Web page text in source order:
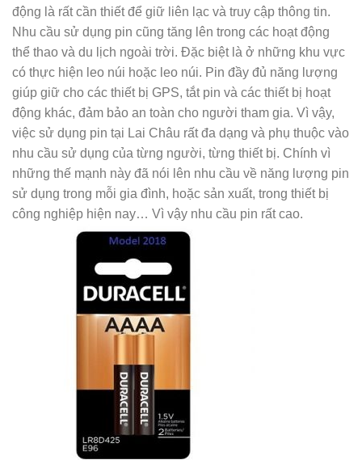
động là rất cần thiết để giữ liên lạc và truy cập thông tin.
Nhu cầu sử dụng pin cũng tăng lên trong các hoạt động
thể thao và du lịch ngoài trời. Đặc biệt là ở những khu vực
có thực hiện leo núi hoặc leo núi. Pin đầy đủ năng lượng
giúp giữ cho các thiết bị GPS, tắt pin và các thiết bị hoạt
động khác, đảm bảo an toàn cho người tham gia. Vì vậy,
việc sử dụng pin tại Lai Châu rất đa dạng và phụ thuộc vào
nhu cầu sử dụng của từng người, từng thiết bị. Chính vì
những thế mạnh này đã nói lên nhu cầu về năng lượng pin
sử dụng trong mỗi gia đình, hoặc sản xuất, trong thiết bị
công nghiệp hiện nay… Vì vậy nhu cầu pin rất cao.